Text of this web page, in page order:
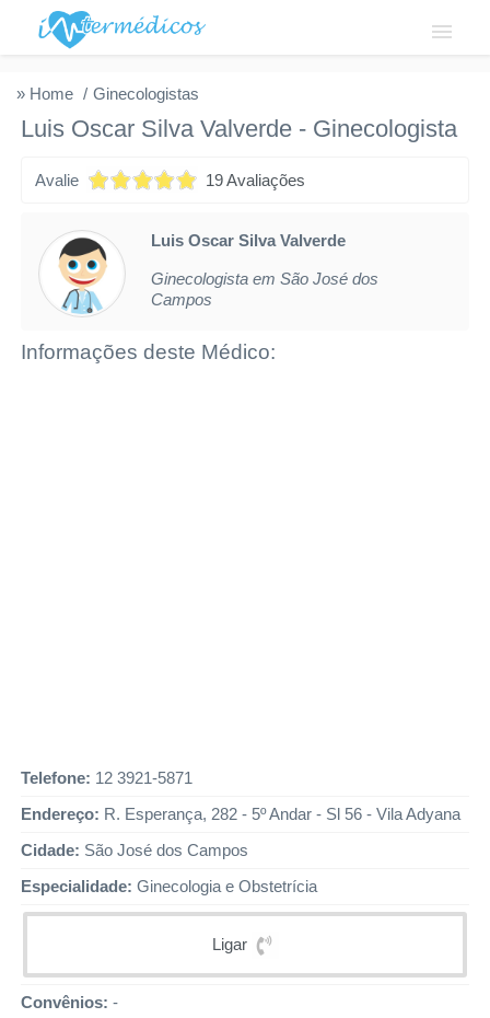
Institucional
Fale conosco
Cadastre-se
Solicitar acesso
Privacidade
» Home Ginecologistas
Luis Oscar Silva Valverde- Ginecologista
Avalie 19 Avaliações
Luis Oscar Silva Valverde
Ginecologista em São José dos
Campos
Informações deste Médico:
Telefone: 12 3921-5871
Endereço: R. Esperança, 282 - 5º Andar - Sl 56 - Vila Adyana
Cidade: São José dos Campos
Especialidade: Ginecologia e Obstetrícia
Ligar
Convênios: -